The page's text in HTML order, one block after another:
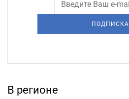
ПОДПИСКА
В регионе